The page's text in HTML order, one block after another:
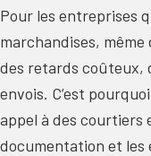
Pour les entreprises
marchandises,
des retards coûteux,
envois. C’est
appel à des courtiers
documentation et les